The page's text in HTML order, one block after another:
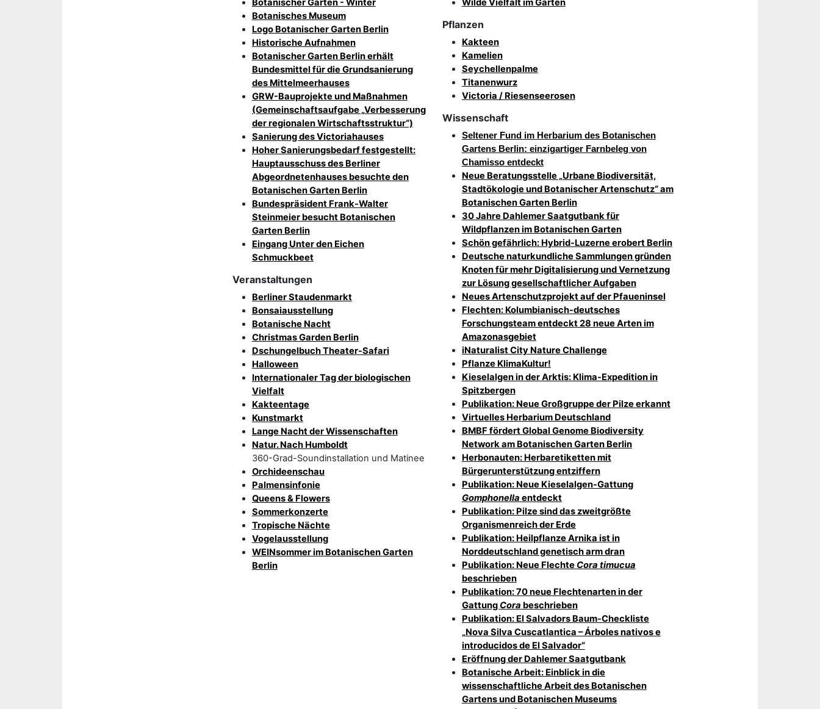
Botanischer Garten - Winter
Botanisches Museum
Logo Botanischer Garten Berlin
Historische Aufnahmen
Botanischer Garten Berlin erhält
Bundesmittel für die Grundsanierung
des Mittelmeerhauses
GRW-Bauprojekte und Maßnahmen
(Gemeinschaftsaufgabe „Verbesserung
der regionalen Wirtschaftsstruktur“)
Sanierung des Victoriahauses
Hoher Sanierungsbedarf festgestellt:
Hauptausschuss des Berliner
Abgeordnetenhauses besuchte den
Botanischen Garten Berlin
Bundespräsident Frank-Walter
Steinmeier besucht Botanischen
Garten Berlin
Eingang Unter den Eichen
Schmuckbeet
Veranstaltungen
Berliner Staudenmarkt
Bonsaiausstellung
Botanische Nacht
Christmas Garden Berlin
Dschungelbuch Theater-Safari
Halloween
Internationaler Tag der biologischen
Vielfalt
Kakteentage
Kunstmarkt
Lange Nacht der Wissenschaften
Natur. Nach Humboldt
360-Grad-Soundinstallation und Matinee
Orchideenschau
Palmensinfonie
Queens & Flowers
Sommerkonzerte
Tropische Nächte
Vogelausstellung
WEINsommer im Botanischen Garten
Berlin
Wilde Vielfalt im Garten
Pflanzen
Kakteen
Kamelien
Seychellenpalme
Titanenwurz
Victoria / Riesenseerosen
Wissenschaft
Seltener Fund im Herbarium des Botanischen
Gartens Berlin: einzigartiger Farnbeleg von
Chamisso entdeckt
Neue Beratungsstelle „Urbane Biodiversität,
Stadtökologie und Botanischer Artenschutz“ am
Botanischen Garten Berlin
30 Jahre Dahlemer Saatgutbank für
Wildpflanzen im Botanischen Garten
Schön gefährlich: Hybrid-Luzerne erobert Berlin
Deutsche naturkundliche Sammlungen gründen
Knoten für mehr Digitalisierung und Vernetzung
zur Lösung gesellschaftlicher Aufgaben
Neues Artenschutzprojekt auf der Pfaueninsel
Flechten: Kolumbianisch-deutsches
Forschungsteam entdeckt 28 neue Arten im
Amazonasgebiet
iNaturalist City Nature Challenge
Pflanze KlimaKultur!
Kieselalgen in der Arktis: Klima-Expedition in
Spitzbergen
Publikation: Neue Großgruppe der Pilze erkannt
Virtuelles Herbarium Deutschland
BMBF fördert Global Genome Biodiversity
Network am Botanischen Garten Berlin
Herbonauten: Herbaretiketten mit
Bürgerunterstützung entziffern
Publikation: Neue Kieselalgen-Gattung
Gomphonella entdeckt
Publikation: Pilze sind das zweitgrößte
Organismenreich der Erde
Publikation: Heilpflanze Arnika ist in
Norddeutschland genetisch arm dran
Publikation: Neue Flechte Cora timucua
beschrieben
Publikation: 70 neue Flechtenarten in der
Gattung Cora beschrieben
Publikation: El Salvadors Baum-Checkliste
„Nova Silva Cuscatlantica – Árboles nativos e
introducidos de El Salvador“
Eröffnung der Dahlemer Saatgutbank
Botanische Arbeit: Einblick in die
wissenschaftliche Arbeit des Botanischen
Gartens und Botanischen Museums